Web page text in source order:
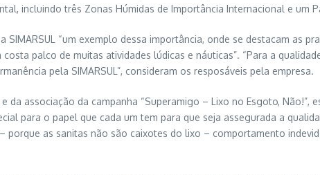
incluindo três Zonas Húmidas de Importância Internacional e um
“um exemplo dessa importância, onde se destacam as
palco de muitas atividades lúdicas e náuticas”. “Para a
pela SIMARSUL”, consideram os resposáveis pela empresa.
da associação da campanha “Superamigo – Lixo no Esgoto, Não!”,
para o papel que cada um tem para que seja assegurada a
porque as sanitas não são caixotes do lixo – comportamento